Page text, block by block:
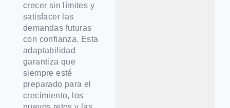
crecer sin límites y
satisfacer las
demandas futuras
con confianza. Esta
adaptabilidad
garantiza que
siempre esté
preparado para el
crecimiento, los